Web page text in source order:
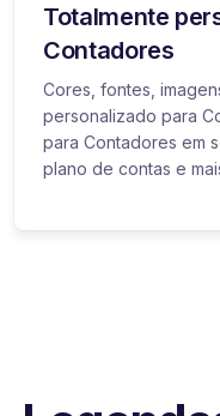
Totalmente
Contadores
Cores, fontes,
personalizado para
para Contadores em
plano de contas e